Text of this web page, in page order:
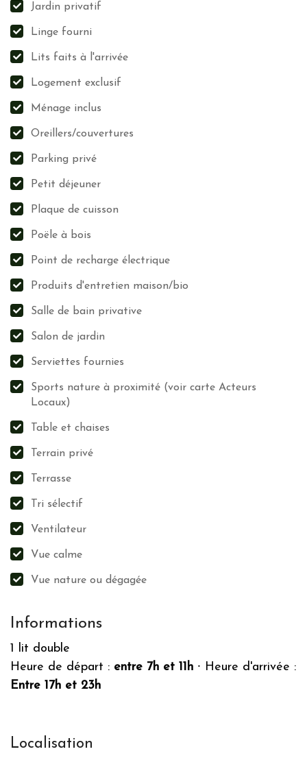
Action pour la faune et la flore
Paillage pour hibernation des hérissons
Plantes mellifères
Haies diversifiées
Lutte contre les frelons asiatiques et espèces invasives
Information des clients aux pratiques écologiques
Valorisation des producteurs locaux, de l’artisanat et des
associations locales
Valorisation du patrimoine local et culturel
en prenant en compte, entre autres, les retours des visiteurs
Jardin privatif
Linge fourni
Lits faits à l'arrivée
Logement exclusif
Ménage inclus
Oreillers/couvertures
Parking privé
Petit déjeuner
Plaque de cuisson
Poële à bois
Point de recharge électrique
Produits d'entretien maison/bio
Salle de bain privative
Salon de jardin
Serviettes fournies
Sports nature à proximité (voir carte Acteurs
Locaux)
Table et chaises
Terrain privé
Terrasse
Tri sélectif
Ventilateur
Vue calme
Vue nature ou dégagée
Informations
1 lit double
Heure de départ : entre 7h et 11h ⸱ Heure d'arrivée :
Entre 17h et 23h
Localisation